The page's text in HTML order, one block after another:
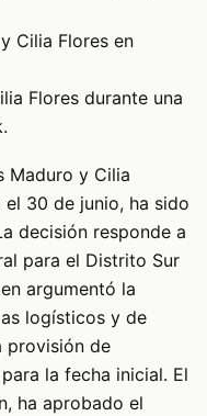
Cilia Flores en
Flores durante una
Maduro y Cilia
30 de junio, ha sido
decisión responde a
para el Distrito Sur
argumentó la
logísticos y de
provisión de
la fecha inicial. El
ha aprobado el